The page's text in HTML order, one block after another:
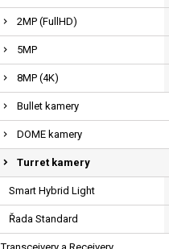
2MP (FullHD)
5MP
8MP (4K)
Bullet kamery
DOME kamery
Turret kamery
Smart Hybrid Light
Řada Standard